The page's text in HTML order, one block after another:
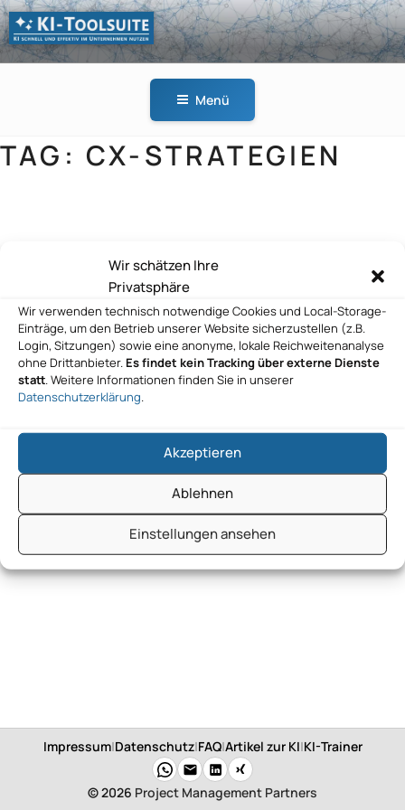
Wir schätzen Ihre
Privatsphäre
Wir verwenden technisch notwendige Cookies und Local-Storage-
Einträge, um den Betrieb unserer Website sicherzustellen (z.B.
Login, Sitzungen) sowie eine anonyme, lokale Reichweitenanalyse
ohne Drittanbieter. Es findet kein Tracking über externe Dienste
statt. Weitere Informationen finden Sie in unserer
Datenschutzerklärung.
Akzeptieren
Ablehnen
Einstellungen ansehen
Zum
Inhalt
springen
KI-
Menü
TAG: CX-STRATEGIEN
Impressum|Datenschutz|FAQ|Artikel zur KI|KI-Trainer
© 2026 Project Management Partners